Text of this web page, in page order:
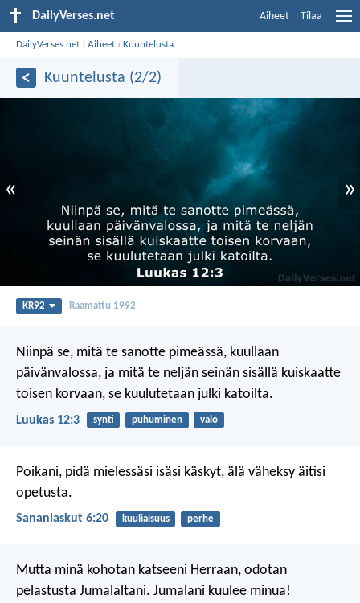
DailyVerses.net Aiheet Tilaa
DailyVerses.net ›Aiheet ›Kuuntelusta
Kuuntelusta (2/2)
« »
KR92 Raamattu 1992
Niinpä se, mitä te sanotte pimeässä, kuullaan
päivänvalossa, ja mitä te neljän seinän sisällä kuiskaatte
toisen korvaan, se kuulutetaan julki katoilta.
Luukas 12:3 synti puhuminen valo
Poikani, pidä mielessäsi isäsi käskyt, älä väheksy äitisi
opetusta.
Sananlaskut 6:20 kuuliaisuus perhe
Mutta minä kohotan katseeni Herraan, odotan
pelastusta Jumalaltani. Jumalani kuulee minua!